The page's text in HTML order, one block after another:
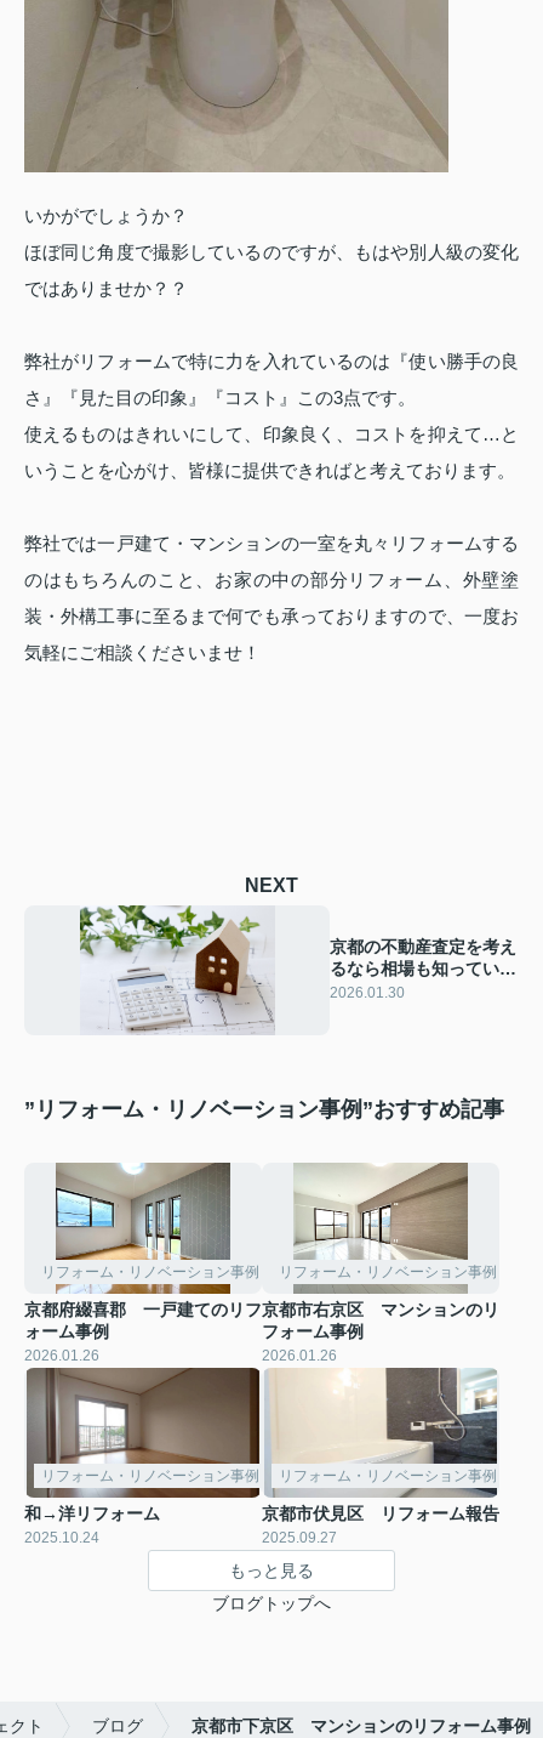
いかがでしょうか？
ほぼ同じ角度で撮影しているのですが、もはや別人級の変化
ではありませか？？
弊社がリフォームで特に力を入れているのは『使い勝手の良
さ』『見た目の印象』『コスト』この3点です。
使えるものはきれいにして、印象良く、コストを抑えて…と
いうことを心がけ、皆様に提供できればと考えております。
弊社では一戸建て・マンションの一室を丸々リフォームする
のはもちろんのこと、お家の中の部分リフォーム、外壁塗
装・外構工事に至るまで何でも承っておりますので、一度お
気軽にご相談くださいませ！
NEXT
京都の不動産査定を考え
るなら相場も知っていま
すか？売却前に知るべき
2026.01.30
”リフォーム・リノベーション事例”おすすめ記事
リフォーム・リノベーション事例
京都府綴喜郡 一戸建てのリフ
ォーム事例
2026.01.26
リフォーム・リノベーション事例
京都市右京区 マンションのリ
フォーム事例
2026.01.26
リフォーム・リノベーション事例
和→洋リフォーム
2025.10.24
リフォーム・リノベーション事例
京都市伏見区 リフォーム報告
2025.09.27
もっと見る
ブログトップへ
クト ブログ 京都市下京区 マンションのリフォーム事例